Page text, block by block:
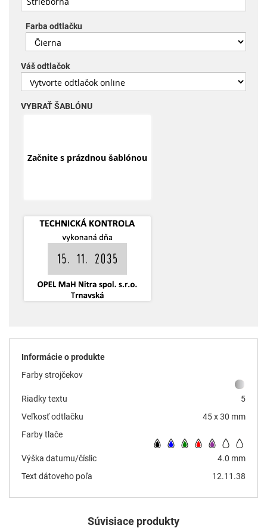
Farba odtlačku
Váš odtlačok
VYBRAŤ ŠABLÓNU
Začnite s prázdnou šablónou
Informácie o produkte
Farby strojčekov
Riadky textu
5
Veľkosť odtlačku
45 x 30 mm
Farby tlače
Výška datumu/číslic
4.0 mm
Text dátoveho poľa
12.11.38
Súvisiace produkty